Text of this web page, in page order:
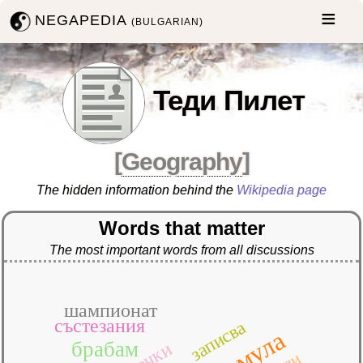
NEGAPEDIA(BULGARIAN)
Теди Пилет
[Geography]
The hidden information behind the Wikipedia page
Words that matter
The most important words from all discussions
брабам
състезания
шампионат
записва